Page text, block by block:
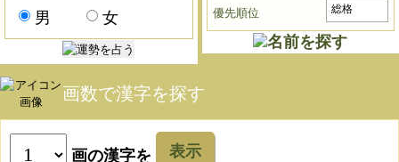
男 女 優先順位
画数で漢字を探す
画の漢字を 表示